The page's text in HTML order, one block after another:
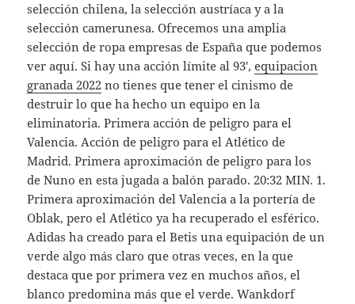
selección chilena, la selección austríaca y a la
selección camerunesa. Ofrecemos una amplia
selección de ropa empresas de España que podemos
ver aquí. Si hay una acción límite al 93′,equipacion
granada 2022 no tienes que tener el cinismo de
destruir lo que ha hecho un equipo en la
eliminatoria. Primera acción de peligro para el
Valencia. Acción de peligro para el Atlético de
Madrid. Primera aproximación de peligro para los
de Nuno en esta jugada a balón parado. 20:32 MIN. 1.
Primera aproximación del Valencia a la portería de
Oblak, pero el Atlético ya ha recuperado el esférico.
Adidas ha creado para el Betis una equipación de un
verde algo más claro que otras veces, en la que
destaca que por primera vez en muchos años, el
blanco predomina más que el verde. Wankdorf